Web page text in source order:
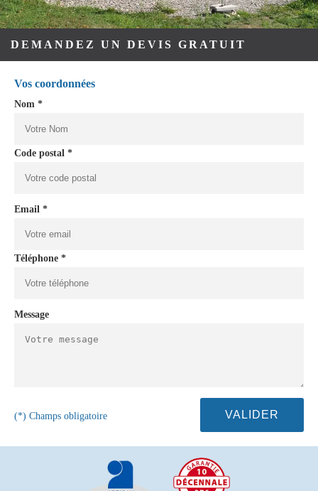
DEMANDEZ UN DEVIS GRATUIT
Vos coordonnées
Nom *
Code postal *
Email *
Téléphone *
Message
(*) Champs obligatoire